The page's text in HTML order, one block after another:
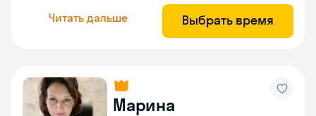
Читать дальше Выбрать время
Марина